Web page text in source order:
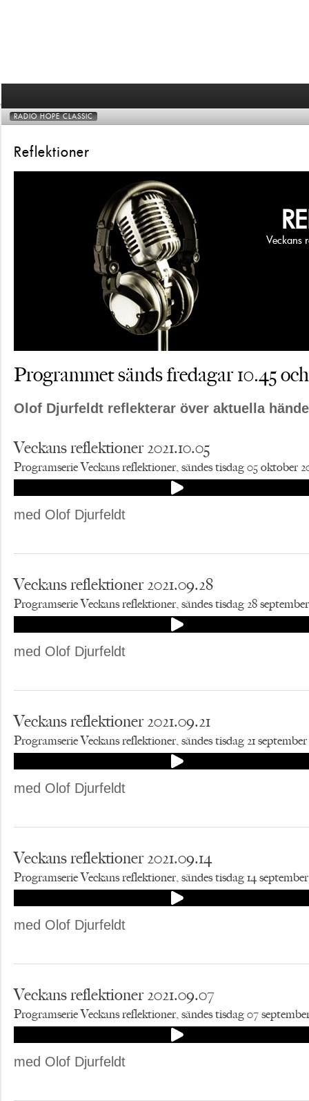
RADIO HOPE CLASSIC
Reflektioner
Veckans
Programmet sänds fredagar 10.45
Olof Djurfeldt reflekterar över aktuella
Veckans reflektioner 2021.10.05
Programserie Veckans reflektioner, sändes tisdag 05 oktober
med Olof Djurfeldt
Veckans reflektioner 2021.09.28
Programserie Veckans reflektioner, sändes tisdag 28 september
med Olof Djurfeldt
Veckans reflektioner 2021.09.21
Programserie Veckans reflektioner, sändes tisdag 21 september
med Olof Djurfeldt
Veckans reflektioner 2021.09.14
Programserie Veckans reflektioner, sändes tisdag 14 september
med Olof Djurfeldt
Veckans reflektioner 2021.09.07
Programserie Veckans reflektioner, sändes tisdag 07
med Olof Djurfeldt